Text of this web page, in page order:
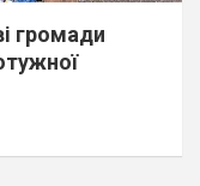
громади